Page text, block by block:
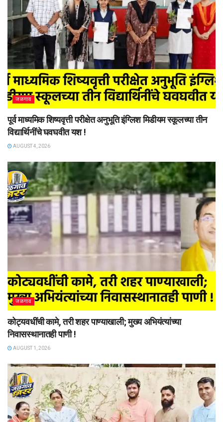
जळगाव
पूर्व माध्यमिक शिष्यवृत्ती परीक्षेत अनुभूति इंग्लिश मिडीयम स्कूलच्या तीन
विद्यार्थिनींचे घवघवीत यश !
AUGUST 4, 2026
जळगाव
कोट्यवधींची कामे, तरी शहर पाण्याखाली; मुख्य अभियंत्यांच्या
निवासस्थानातही पाणी !
AUGUST 1, 2026